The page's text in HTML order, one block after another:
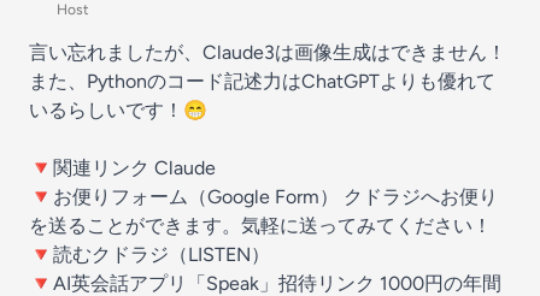
Host
言い忘れましたが、Claude3は画像生成はできません！
また、Pythonのコード記述力はChatGPTよりも優れて
いるらしいです！😁
🔻関連リンク Claude
🔻お便りフォーム（Google Form） クドラジへお便り
を送る ことができます。気軽に送ってみてください！
🔻読むクドラジ（LISTEN）
🔻AI英会話アプリ「Speak」 招待リンク 1000円の年間